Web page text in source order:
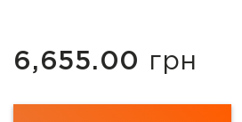
6,655.00 грн